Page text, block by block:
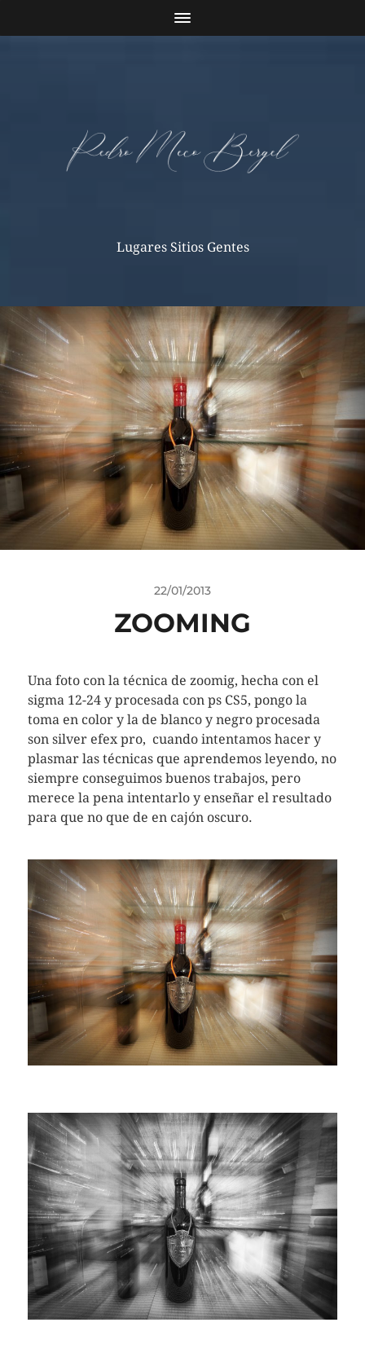
Lugares Sitios Gentes
22/01/2013
ZOOMING
Una foto con la técnica de zoomig, hecha con el
sigma 12-24 y procesada con ps CS5, pongo la
toma en color y la de blanco y negro procesada
son silver efex pro, cuando intentamos hacer y
plasmar las técnicas que aprendemos leyendo, no
siempre conseguimos buenos trabajos, pero
merece la pena intentarlo y enseñar el resultado
para que no que de en cajón oscuro.